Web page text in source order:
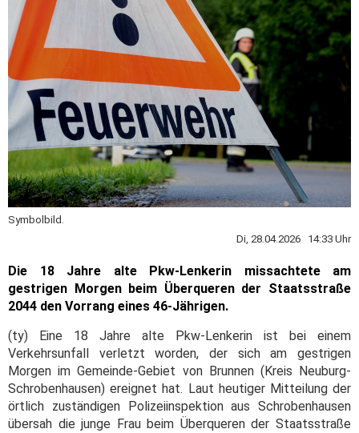
Symbolbild.
Di, 28.04.2026 14:33 Uhr
Die 18 Jahre alte Pkw-Lenkerin missachtete am
gestrigen Morgen beim Überqueren der Staatsstraße
2044 den Vorrang eines 46-Jährigen.
(ty) Eine 18 Jahre alte Pkw-Lenkerin ist bei einem
Verkehrsunfall verletzt worden, der sich am gestrigen
Morgen im Gemeinde-Gebiet von Brunnen (Kreis Neuburg-
Schrobenhausen) ereignet hat. Laut heutiger Mitteilung der
örtlich zuständigen Polizeiinspektion aus Schrobenhausen
übersah die junge Frau beim Überqueren der Staatsstraße